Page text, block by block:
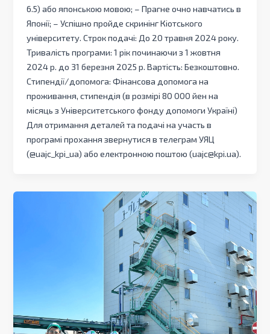
6.5) або японською мовою; – Прагне очно навчатись в
Японії; – Успішно пройде скринінг Кіотського
університету. Строк подачі: До 20 травня 2024 року.
Тривалість програми: 1 рік починаючи з 1 жовтня
2024 р. до 31 березня 2025 р. Вартість: Безкоштовно.
Стипендії/допомога: Фінансова допомога на
проживання, стипендія (в розмірі 80 000 йен на
місяць з Університетського фонду допомоги Україні)
Для отримання деталей та подачі на участь в
програмі прохання звернутися в телеграм УЯЦ
(@uajc_kpi_ua) або електронною поштою (uajc@kpi.ua).